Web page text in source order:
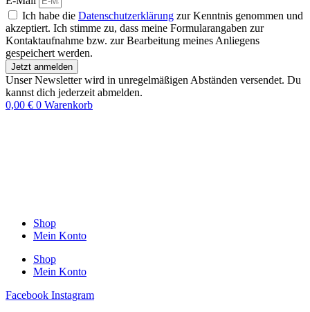
Ich habe die Datenschutzerklärung zur Kenntnis genommen und
akzeptiert. Ich stimme zu, dass meine Formularangaben zur
Kontaktaufnahme bzw. zur Bearbeitung meines Anliegens
gespeichert werden.
Jetzt anmelden
Unser Newsletter wird in unregelmäßigen Abständen versendet. Du
kannst dich jederzeit abmelden.
0,00 € 0 Warenkorb
Shop
Mein Konto
Shop
Mein Konto
Facebook Instagram